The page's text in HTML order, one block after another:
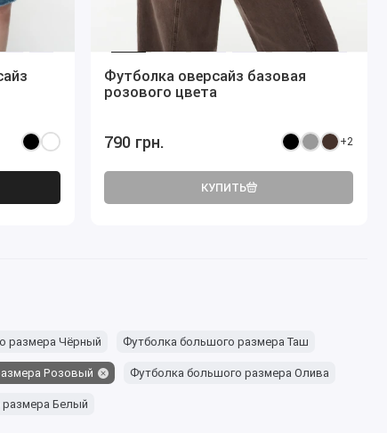
Футболка оверсайз базовая
розового цвета
790 грн. +2
КУПИТЬ
размера Чёрный Футболка большого размера Таш
Розовый Футболка большого размера Олива
Белый